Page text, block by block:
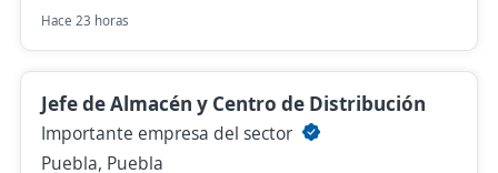
Hace 23 horas
Jefe de Almacén y Centro de Distribución
Importante empresa del sector
Puebla, Puebla